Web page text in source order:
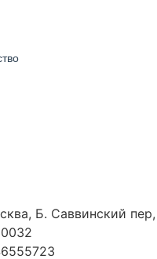
Б. Саввинский